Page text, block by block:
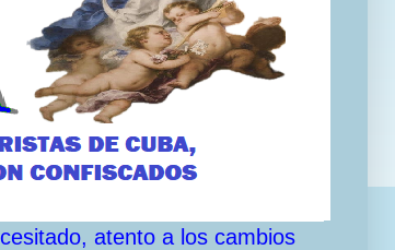
atento a los cambios